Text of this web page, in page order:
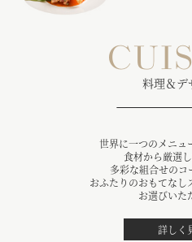
料理＆デ
世界に一つのメニュ
食材から厳選
多彩な組合せのコ
おふたりのおもてなし
お選びいた
詳しく